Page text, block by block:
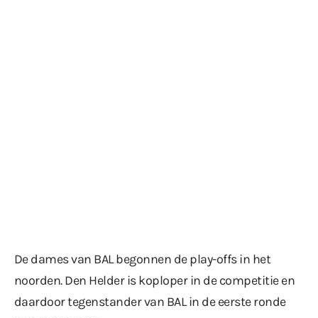
De dames van BAL begonnen de play-offs in het
noorden. Den Helder is koploper in de competitie en
daardoor tegenstander van BAL in de eerste ronde